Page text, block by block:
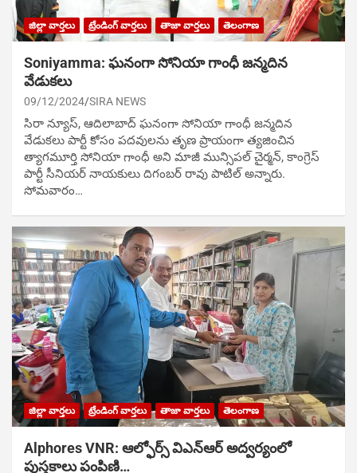
జిల్లా వార్తలు ట్రేండింగ్ వార్తలు తాజా వార్తలు తెలంగాణ
Soniyamma: ఘ‌నంగా సోనియా గాంధీ జ‌న్మ‌దిన
వేడుక‌లు
09/12/2024 SIRA NEWS
సిరా న్యూస్, ఆదిలాబాద్ ఘ‌నంగా సోనియా గాంధీ జ‌న్మ‌దిన
వేడుక‌లు పార్టీ కోసం ప‌ద‌వుల‌ను తృణ ప్రాయంగా త్య‌జించిన
త్యాగమూర్తి సోనియా గాంధీ అని మాజీ మున్సిప‌ల్ చైర్మ‌న్, కాంగ్రెస్
పార్టీ సీనియ‌ర్ నాయ‌కులు దిగంబ‌ర్ రావు పాటిల్ అన్నారు.
సోమవారం…
జిల్లా వార్తలు ట్రేండింగ్ వార్తలు తాజా వార్తలు తెలంగాణ
Alphores VNR: ఆల్ఫోర్స్ విఎన్ఆర్ అద్వర్యంలో
పుస్తకాలు పంపిణి…